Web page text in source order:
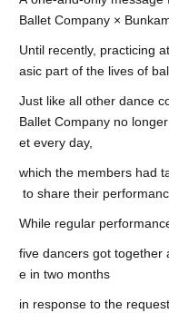
Ballet Company ×
Until recently, practicing
asic part of the lives of
Just like all other dance
Ballet Company no
et every day,
which the members had
to share their
While regular
five dancers got together
e in two months
in response to the